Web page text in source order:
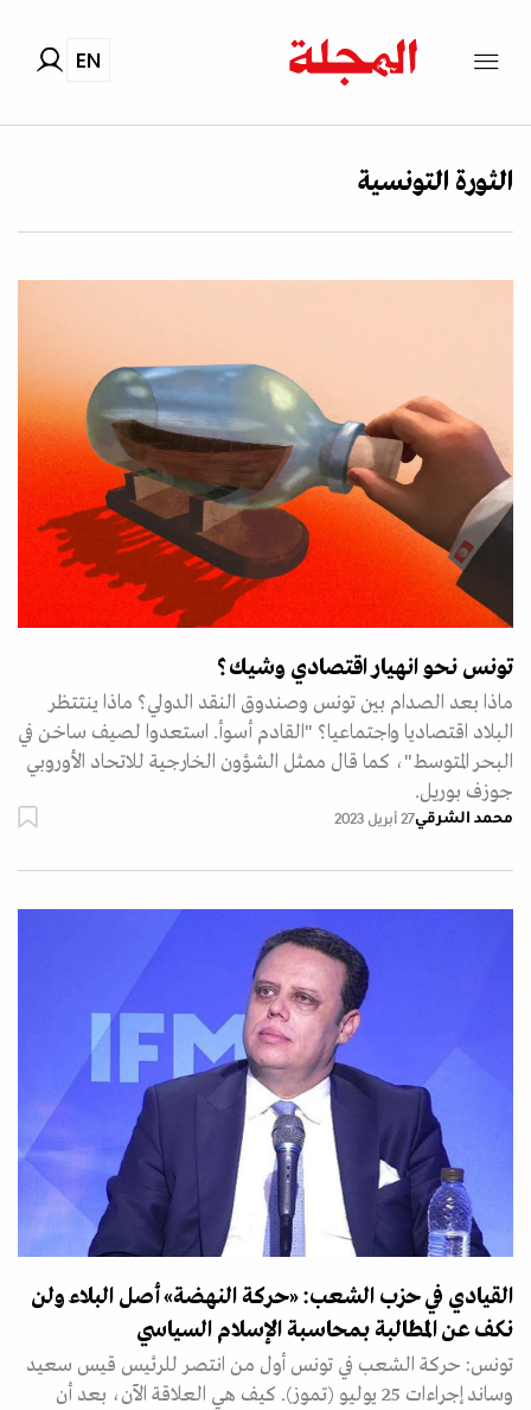
EN
الثورة التونسية
تونس نحو انهيار اقتصادي وشيك؟
ماذا بعد الصدام بين تونس وصندوق النقد الدولي؟ ماذا ينتتظر
البلاد اقتصاديا واجتماعيا؟ "القادم أسوأ. استعدوا لصيف ساخن في
البحر المتوسط"، كما قال ممثل الشؤون الخارجية للاتحاد الأوروبي
جوزف بوريل.
محمد الشرقي27 أبريل 2023
القيادي في حزب الشعب: «حركة النهضة» أصل البلاء ولن
نكف عن المطالبة بمحاسبة الإسلام السياسي
تونس: حركة الشعب في تونس أول من انتصر للرئيس قيس سعيد
وساند إجراءات 25 يوليو (تموز). كيف هي العلاقة الآن، بعد أن